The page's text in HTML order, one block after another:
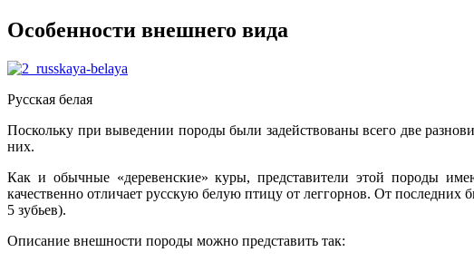
Особенности внешнего вида
Русская белая
Поскольку при выведении породы были задействованы всего две
них.
Как и обычные «деревенские» куры, представители этой породы
качественно отличает русскую белую птицу от леггорнов. От
5 зубьев).
Описание внешности породы можно представить так: